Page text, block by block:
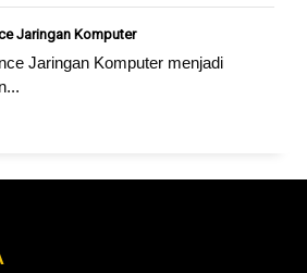
Jaringan Komputer
Jaringan Komputer menjadi